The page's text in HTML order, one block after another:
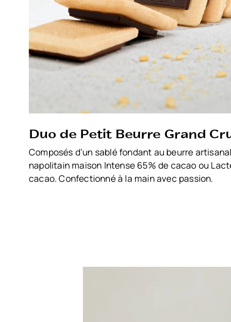
Duo de Petit Beurre Grand
Composés d’un sablé fondant au beurre
napolitain maison Intense 65% de cacao ou
cacao. Confectionné à la main avec passion.